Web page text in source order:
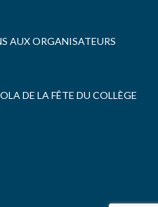
AUX ORGANISATEURS
DE LA FÊTE DU COLLÈGE